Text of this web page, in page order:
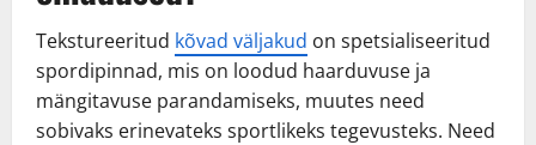
Tekstureeritud kõvad väljakud on spetsialiseeritud
spordipinnad, mis on loodud haarduvuse ja
mängitavuse parandamiseks, muutes need
sobivaks erinevateks sportlikeks tegevusteks. Need